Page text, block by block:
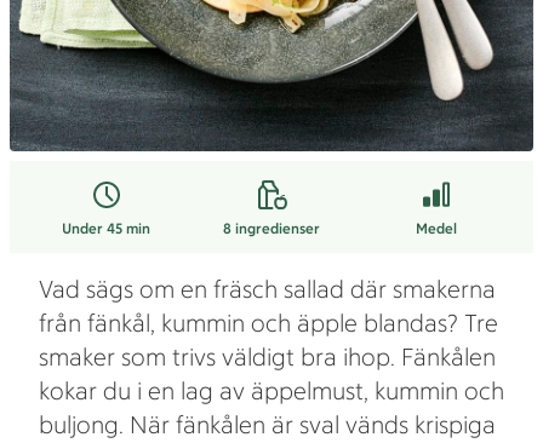
Under 45 min 8 ingredienser Medel
Vad sägs om en fräsch sallad där smakerna
från fänkål, kummin och äpple blandas? Tre
smaker som trivs väldigt bra ihop. Fänkålen
kokar du i en lag av äppelmust, kummin och
buljong. När fänkålen är sval vänds krispiga